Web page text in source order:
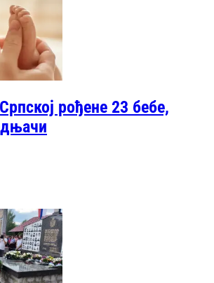
рођене 23 бебе,